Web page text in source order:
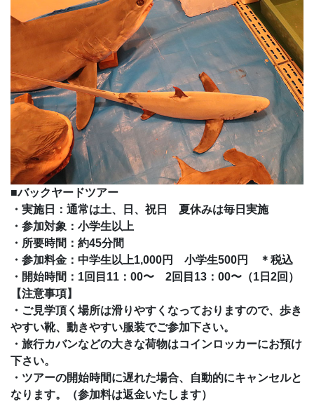
■バックヤードツアー
・実施日：通常は土、日、祝日 夏休みは毎日実施
・参加対象：小学生以上
・所要時間：約45分間
・参加料金：中学生以上1,000円 小学生500円 ＊税込
・開始時間：1回目11：00〜 2回目13：00〜（1日2回）
【注意事項】
・ご見学頂く場所は滑りやすくなっておりますので、歩き
やすい靴、動きやすい服装でご参加下さい。
・旅行カバンなどの大きな荷物はコインロッカーにお預け
下さい。
・ツアーの開始時間に遅れた場合、自動的にキャンセルと
なります。（参加料は返金いたします）